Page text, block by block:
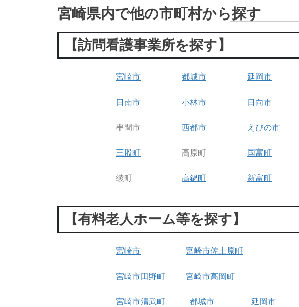
宮崎県内で他の市町村から探す
【訪問看護事業所を探す】
宮崎市 都城市 延岡市
日南市 小林市 日向市
串間市 西都市 えびの市
三股町 高原町 国富町
綾町 高鍋町 新富町
【有料老人ホーム等を探す】
宮崎市 宮崎市佐土原町
宮崎市田野町 宮崎市高岡町
宮崎市清武町 都城市 延岡市